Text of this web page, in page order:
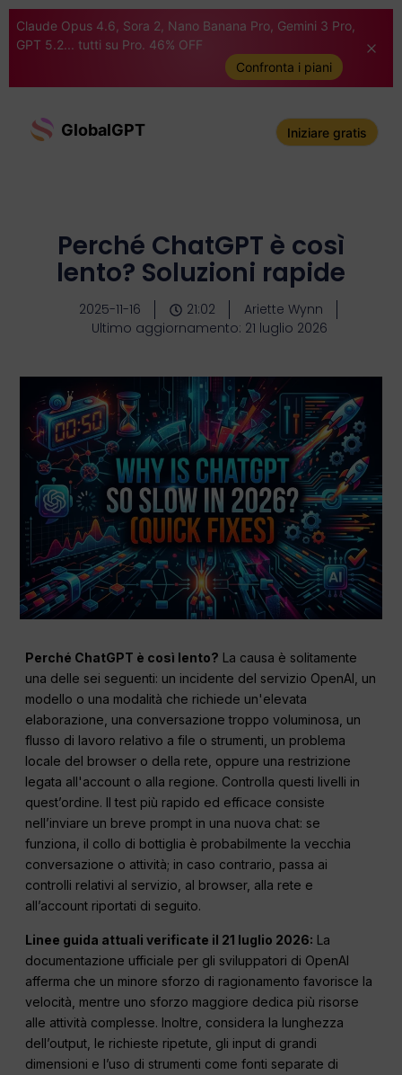
Claude Opus 4.6, Sora 2, Nano Banana Pro, Gemini 3 Pro,
GPT 5.2... tutti su Pro. 46% OFF
Confronta i piani
GlobalGPT Iniziare gratis
Perché ChatGPT è così
lento? Soluzioni rapide
2025-11-16 21:02
Ariette Wynn
Ultimo aggiornamento: 21 luglio 2026
Perché ChatGPT è così lento? La causa è solitamente
una delle sei seguenti: un incidente del servizio OpenAI, un
modello o una modalità che richiede un'elevata
elaborazione, una conversazione troppo voluminosa, un
flusso di lavoro relativo a file o strumenti, un problema
locale del browser o della rete, oppure una restrizione
legata all'account o alla regione. Controlla questi livelli in
quest’ordine. Il test più rapido ed efficace consiste
nell’inviare un breve prompt in una nuova chat: se
funziona, il collo di bottiglia è probabilmente la vecchia
conversazione o attività; in caso contrario, passa ai
controlli relativi al servizio, al browser, alla rete e
all’account riportati di seguito.
Linee guida attuali verificate il 21 luglio 2026: La
documentazione ufficiale per gli sviluppatori di OpenAI
afferma che un minore sforzo di ragionamento favorisce la
velocità, mentre uno sforzo maggiore dedica più risorse
alle attività complesse. Inoltre, considera la lunghezza
dell’output, le richieste ripetute, gli input di grandi
dimensioni e l’uso di strumenti come fonti separate di